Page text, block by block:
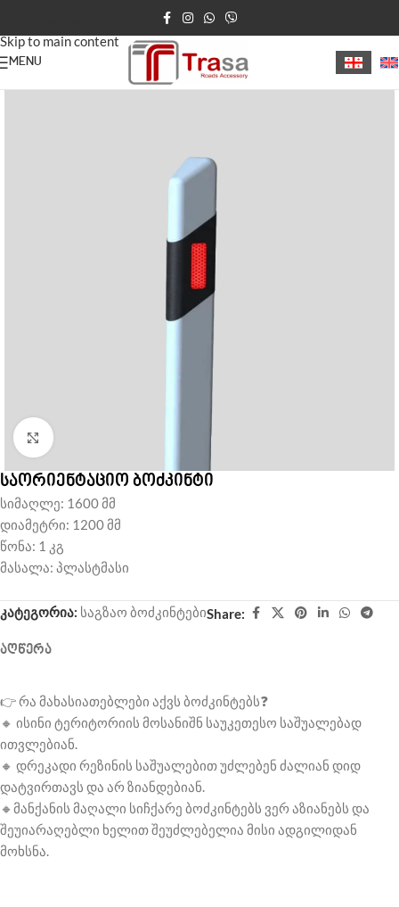
Skip to main content
MENU
მთავარი საგზაო ბოძკინტები
Click to enlarge
საორიენტაციო ბოძკინტი
სიმაღლე: 1600 მმ
დიამეტრი: 1200 მმ
წონა: 1 კგ
მასალა: პლასტმასი
კატეგორია: საგზაო ბოძკინტებიShare:
ᲐᲦᲬᲔᲠᲐ
👉 რა მახასიათებლები აქვს ბოძკინტებს❓
🔸 ისინი ტერიტორიის მოსანიშნ საუკეთესო საშუალებად
ითვლებიან.
🔸 დრეკადი რეზინის საშუალებით უძლებენ ძალიან დიდ
დატვირთავს და არ ზიანდებიან.
🔸მანქანის მაღალი სიჩქარე ბოძკინტებს ვერ აზიანებს და
შეუიარაღებლი ხელით შეუძლებელია მისი ადგილიდან
მოხსნა.